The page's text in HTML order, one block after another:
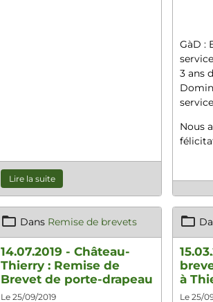
Lire la suite
GàD :
3 ans
Nous
Dans Remise de brevets
14.07.2019 - Château-
Thierry : Remise de
Brevet de porte-drapeau
Le 25/09/2019
à
Le 25/